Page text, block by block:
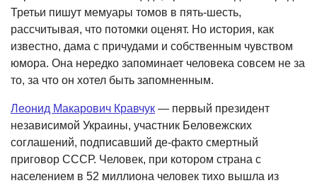
Третьи пишут мемуары томов в пять-шесть,
рассчитывая, что потомки оценят. Но история, как
известно, дама с причудами и собственным чувством
юмора. Она нередко запоминает человека совсем не за
то, за что он хотел быть запомненным.
Леонид Макарович Кравчук — первый президент
независимой Украины, участник Беловежских
соглашений, подписавший де-факто смертный
приговор СССР. Человек, при котором страна с
населением в 52 миллиона человек тихо вышла из